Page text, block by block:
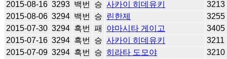
2015-08-16 3293 백번 승 사카이 히데유키
3213
2015-08-06 3294 백번 승 린한제
3255
2015-07-30 3294 흑번 패 야마시타 게이고
3405
2015-07-16 3294 흑번 승 사카이 히데유키
3211
2015-07-09 3294 흑번 승 히라타 도모야
3210